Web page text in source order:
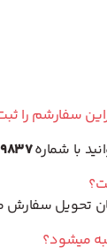
سفارشم را
با شماره02177349837
تحویل
میشود؟